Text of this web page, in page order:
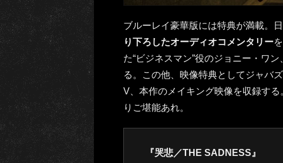
ブルーレイ豪華版には特典が満載。
り下ろしたオーディオコメンタリー
た“ビジネスマン”役のジョニー・ワ
る。この他、映像特典としてジャバ
V、本作のメイキング映像を収録す
りご堪能あれ。
『哭悲／THE SADNESS』